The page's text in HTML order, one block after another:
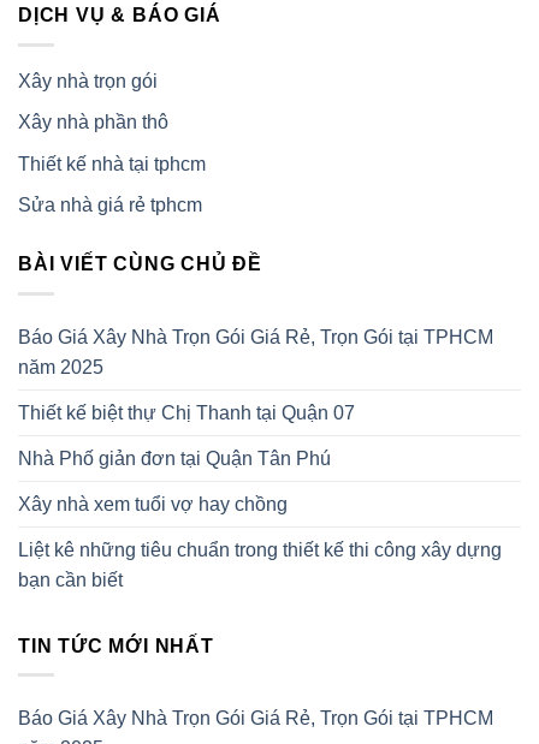
DỊCH VỤ & BÁO GIÁ
Xây nhà trọn gói
Xây nhà phần thô
Thiết kế nhà tại tphcm
Sửa nhà giá rẻ tphcm
BÀI VIẾT CÙNG CHỦ ĐỀ
Báo Giá Xây Nhà Trọn Gói Giá Rẻ, Trọn Gói tại TPHCM
năm 2025
Thiết kế biệt thự Chị Thanh tại Quận 07
Nhà Phố giản đơn tại Quận Tân Phú
Xây nhà xem tuổi vợ hay chồng
Liệt kê những tiêu chuẩn trong thiết kế thi công xây dựng
bạn cần biết
TIN TỨC MỚI NHẤT
Báo Giá Xây Nhà Trọn Gói Giá Rẻ, Trọn Gói tại TPHCM